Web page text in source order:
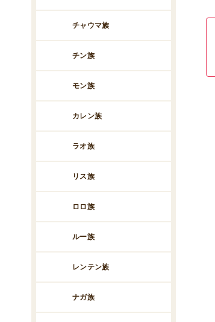
チャウマ族
チン族
モン族
カレン族
ラオ族
リス族
ロロ族
ルー族
レンテン族
ナガ族